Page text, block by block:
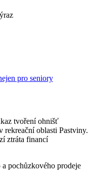
pro seniory
tvoření ohnišť
rekreační oblasti Pastviny.
ztráta financí
pochůzkového prodeje